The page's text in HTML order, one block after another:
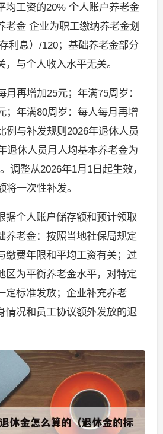
均工资的20% 个人账户养老金
老金 企业为职工缴纳养老金划
利息）/120；基础养老金部分
与个人收入水平无关。
再增加25元；年满75周岁：
；年满80周岁：每人每月再增
例与补发规则2026年退休人员
退休人员月人均基本养老金为
调整从2026年1月1日起生效，
将一次性补发。
据个人账户储存额和预计领取
养老金：按照当地社保局规定
缴费年限和平均工资有关；过
区为平衡养老金水平，对特定
定标准发放；企业补充养老
情况和员工协议额外发放的退